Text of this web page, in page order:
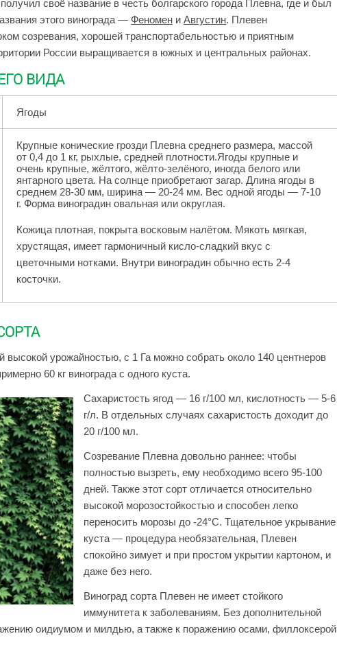
своё название в честь болгарского города Плевна, где и был
этого винограда — Феномен и Августин. Плевен
созревания, хорошей транспортабельностью и приятным
России выращивается в южных и центральных районах.
ВИДА
Ягоды
Крупные конические грозди Плевна среднего размера, массой
от 0,4 до 1 кг, рыхлые, средней плотности.Ягоды крупные и
очень крупные, жёлтого, жёлто-зелёного, иногда белого или
янтарного цвета. На солнце приобретают загар. Длина ягоды в
среднем 28-30 мм, ширина — 20-24 мм. Вес одной ягоды — 7-10
г. Форма виноградин овальная или округлая.
Кожица плотная, покрыта восковым налётом. Мякоть мягкая,
хрустящая, имеет гармоничный кисло-сладкий вкус с
цветочными нотками. Внутри виноградин обычно есть 2-4
косточки.
высокой урожайностью, с 1 Га можно собрать около 140 центнеров
60 кг винограда с одного куста.
Сахаристость ягод — 16 г/100 мл, кислотность — 5-6
г/л. В отдельных случаях сахаристость доходит до
20 г/100 мл.
Созревание Плевна довольно раннее: чтобы
полностью вызреть, ему необходимо всего 95-100
дней. Также этот сорт отличается относительно
высокой морозостойкостью и способен легко
переносить морозы до -24°С. Тщательное укрывание
куста — процедура необязательная, Плевен
спокойно зимует и при простом укрытии картоном, и
даже без него.
Виноград сорта Плевен не имеет стойкого
иммунитета к заболеваниям. Без дополнительной
оидиумом и милдью, а также к поражению осами, филлоксерой